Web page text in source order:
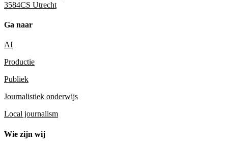
3584CS Utrecht
Ga naar
AI
Productie
Publiek
Journalistiek onderwijs
Local journalism
Wie zijn wij